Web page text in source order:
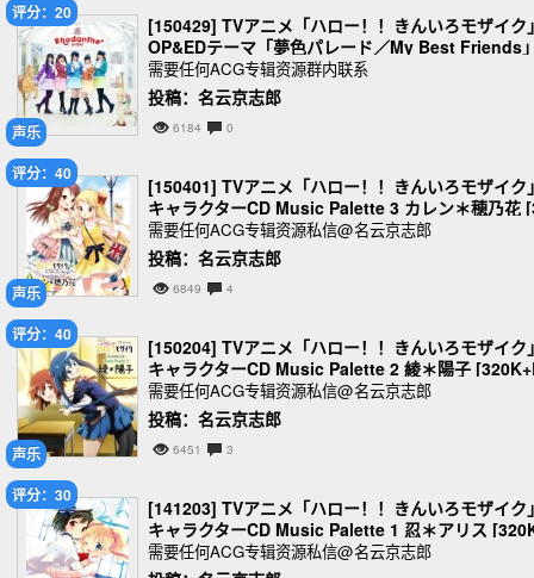
声乐
评分：20
[150429] TVアニメ「ハロー！！きんいろモザイク
OP&EDテーマ「夢色パレード／My Best Friends
／Rhodanthe＊ [320K]
需要任何ACG专辑资源群内联系
投稿：名云京志郎
6184 0
声乐
评分：40
[150401] TVアニメ「ハロー！！きんいろモザイク
キャラクターCD Music Palette 3 カレン＊穂乃花
20K+BK]
需要任何ACG专辑资源私信@名云京志郎
投稿：名云京志郎
6849 4
声乐
评分：40
[150204] TVアニメ「ハロー！！きんいろモザイク
キャラクターCD Music Palette 2 綾＊陽子
K]
需要任何ACG专辑资源私信@名云京志郎
投稿：名云京志郎
6451 3
评分：30
[141203] TVアニメ「ハロー！！きんいろモザイク
キャラクターCD Music Palette 1 忍＊アリス
BK]
需要任何ACG专辑资源私信@名云京志郎